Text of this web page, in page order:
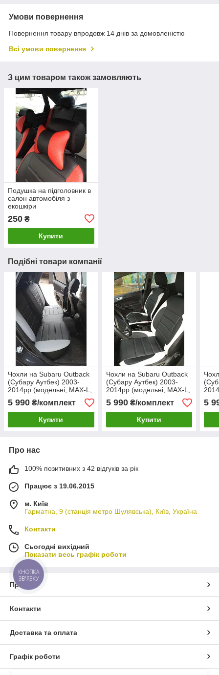
Умови повернення
Повернення товару впродовж 14 днів за домовленістю
Всі умови повернення
З цим товаром також замовляють
Подушка на підголовник в
салон автомобіля з
екошкіри
250 ₴
Купити
Подібні товари компанії
Чохли на Subaru Outback
(Субару Аутбек) 2003-
2014рр (модельні, MAX-L,
окремий підголовник)
Чорно-сірий
5 990 ₴/комплект
Купити
Чохли на Subaru Outback
(Субару Аутбек) 2003-
2014рр (модельні, MAX-L,
окремий підголовник)
Чорно-білий
5 990₴/комплект
Купити
5
Про нас
100% позитивних з 42 відгуків за рік
Працює з 19.06.2015
м. Київ
Гарматна, 9 (станція метро Шулявська), Київ, Україна
Контакти
Сьогодні вихідний
Показати весь графік роботи
Про нас
Контакти
Доставка та оплата
Графік роботи
КНОПКА
ЗВ'ЯЗКУ